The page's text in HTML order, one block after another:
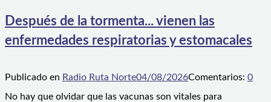
Después de la tormenta... vienen las
enfermedades respiratorias y estomacales
Publicado en Radio Ruta Norte04/08/2026Comentarios: 0
No hay que olvidar que las vacunas son vitales para